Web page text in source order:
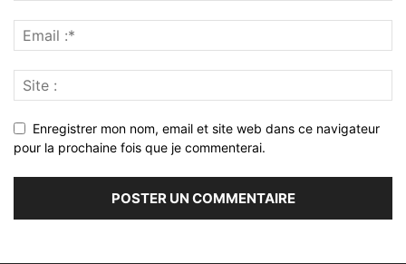
Enregistrer mon nom, email et site web dans ce navigateur
pour la prochaine fois que je commenterai.